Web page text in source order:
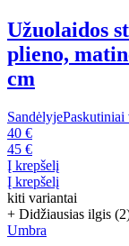
Užuolaidos
plieno,
cm
SandėlyjePaskutiniai
40 €
45 €
Į krepšelį
Į krepšelį
kiti variantai
+ Didžiausias ilgis
Umbra